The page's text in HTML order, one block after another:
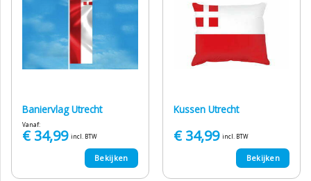
Baniervlag Utrecht
Vanaf:
€34,99 incl. BTW
Bekijken
Kussen Utrecht
€34,99 incl. BTW
Bekijken